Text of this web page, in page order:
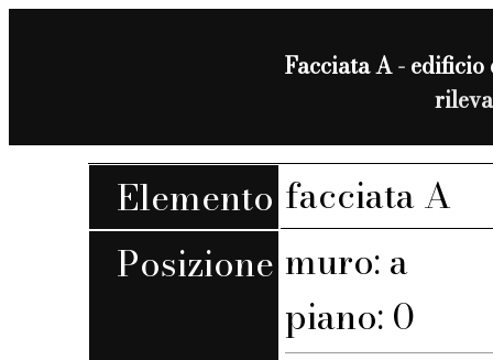
Facciata A -
Elemento facciata A
Posizione muro: a
piano: 0